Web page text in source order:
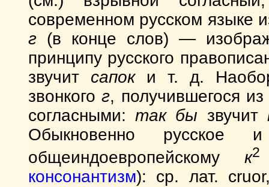
современном русском языке
г (в конце слов) —
принципу русского
звучит сапоки т. д.
звонкогог, получившегося
согласными:так бы звучит
Обыкновенно русское
общеиндоевропейскомук2
консонантизм): ср. лат.